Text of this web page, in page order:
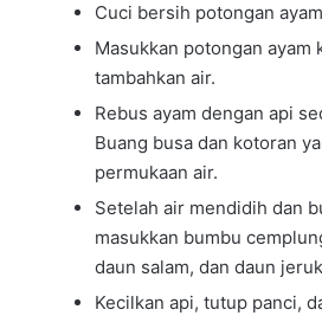
Cuci bersih potongan
Masukkan potongan ayam
tambahkan air.
Rebus ayam dengan api
Buang busa dan kotoran
permukaan air.
Setelah air mendidih dan
masukkan bumbu
daun salam, dan daun
Kecilkan api, tutup panci,